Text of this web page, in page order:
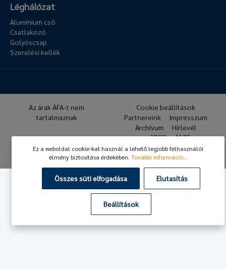
Léghálózat
Alumínium cső
Csatlakozó
Golyóscsap
Szerelési kellék
© 2026 Hafner Pneumatika
Az árak ÁFA-t nem
tartalmaznak
Cookie beállítások
Partnereink
Impresszum
Archívum
Hírlevél
GDPR
ÁSZF
Ez a weboldal cookie-kat használ a lehető legjobb felhasználói
élmény biztosítása érdekében. További információ...
Összes süti elfogadása Elutasítás
Beállítások